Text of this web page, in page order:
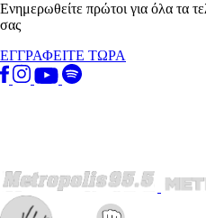
Ενημερωθείτε πρώτοι για όλα τα
σας
ΕΓΓΡΑΦΕΙΤΕ ΤΩΡΑ